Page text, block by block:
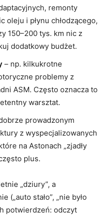
remonty
oleju i płynu chłodzącego,
150–200 tys. km nic z
dodatkowy budżet.
– np. kilkukrotne
problemy z
ASM. Często oznacza to
warsztat.
prowadzonym
z wyspecjalizowanych
na Astonach „zjadły
plus.
„dziury”, a
(„auto stało”, „nie było
potwierdzeń: odczyt